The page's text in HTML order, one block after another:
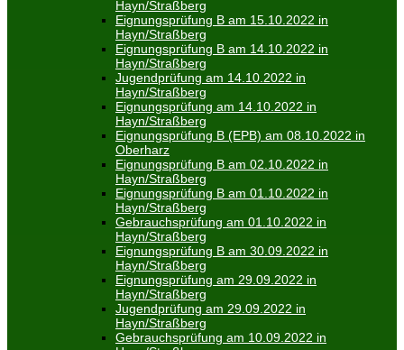
Hayn/Straßberg
Eignungsprüfung B am 15.10.2022 in
Hayn/Straßberg
Eignungsprüfung B am 14.10.2022 in
Hayn/Straßberg
Jugendprüfung am 14.10.2022 in
Hayn/Straßberg
Eignungsprüfung am 14.10.2022 in
Hayn/Straßberg
Eignungsprüfung B (EPB) am 08.10.2022 in
Oberharz
Eignungsprüfung B am 02.10.2022 in
Hayn/Straßberg
Eignungsprüfung B am 01.10.2022 in
Hayn/Straßberg
Gebrauchsprüfung am 01.10.2022 in
Hayn/Straßberg
Eignungsprüfung B am 30.09.2022 in
Hayn/Straßberg
Eignungsprüfung am 29.09.2022 in
Hayn/Straßberg
Jugendprüfung am 29.09.2022 in
Hayn/Straßberg
Gebrauchsprüfung am 10.09.2022 in